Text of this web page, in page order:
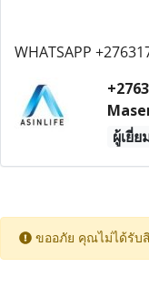
WHATSAPP
ผู้เยี่
ขออภัย คุณไม่ได้รับ